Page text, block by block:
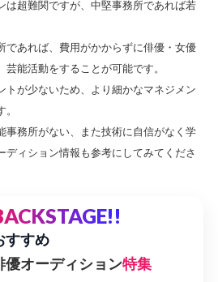
は超難関ですが、中堅事務所であれば若
であれば、費用がかからずに俳優・女優
能活動をすることが可能です。
トが少ないため、より細かなマネジメン
事務所がない、また技術に自信がなく学
ディション情報も参考にしてみてくださ
すすめ
優オーディション特集